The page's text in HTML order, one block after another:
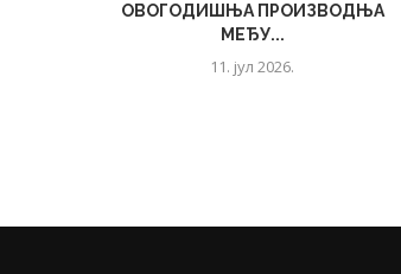
ОВОГОДИШЊА ПРОИЗВОДЊА
МЕЂУ...
11. јул 2026.